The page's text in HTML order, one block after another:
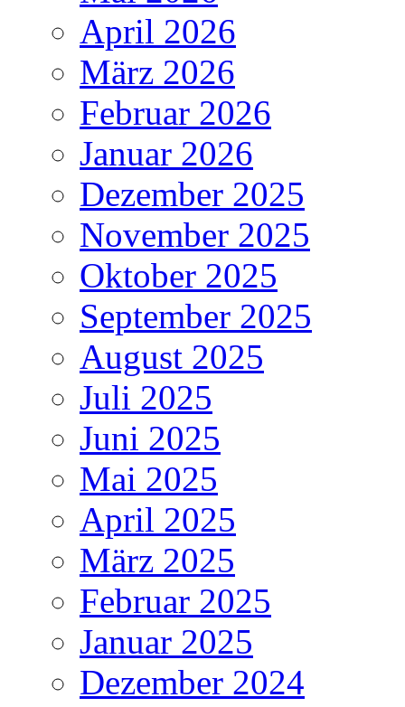
April 2026
März 2026
Februar 2026
Januar 2026
Dezember 2025
November 2025
Oktober 2025
September 2025
August 2025
Juli 2025
Juni 2025
Mai 2025
April 2025
März 2025
Februar 2025
Januar 2025
Dezember 2024